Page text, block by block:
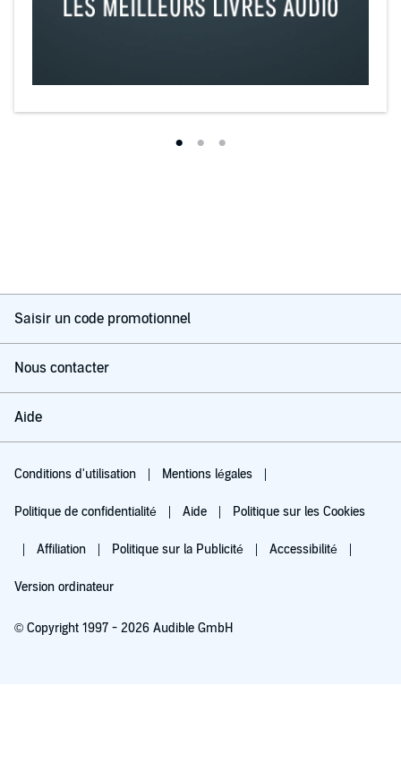
Saisir un code promotionnel
Nous contacter
Aide
Conditions d'utilisation Mentions légales
Politique de confidentialité Aide Politique sur les Cookies
Affiliation Politique sur la Publicité Accessibilité
Version ordinateur
© Copyright 1997 - 2026 Audible GmbH